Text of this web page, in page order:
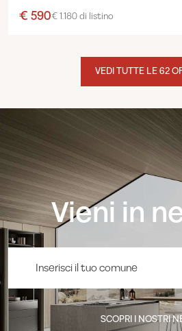
€ 590€ 1.180 di listino
VEDI TUTTE LE 62
Vieni in
SCOPRI I NOSTRI